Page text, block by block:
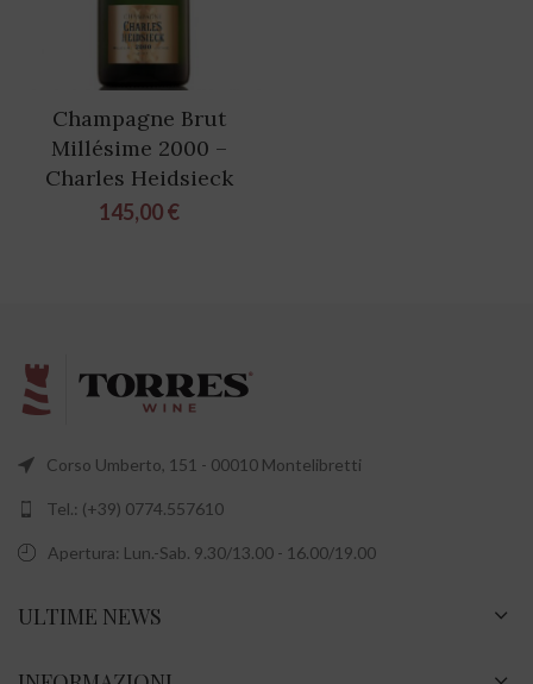
Champagne Brut
Millésime 2000 –
Charles Heidsieck
145,00€
Corso Umberto, 151 - 00010 Montelibretti
Tel.: (+39) 0774.557610
Apertura: Lun.-Sab. 9.30/13.00 - 16.00/19.00
ULTIME NEWS